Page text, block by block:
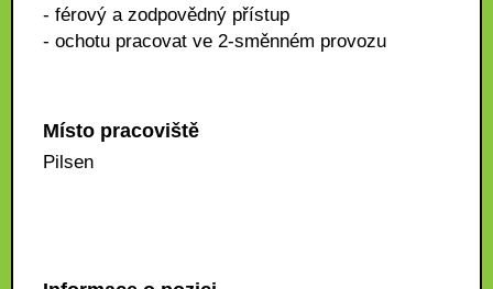
- férový a zodpovědný přístup
- ochotu pracovat ve 2-směnném provozu
Místo pracoviště
Pilsen